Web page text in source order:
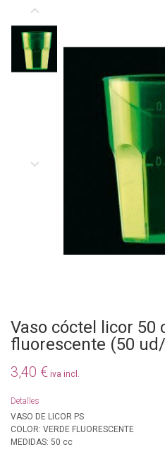
Vaso cóctel licor 50
fluorescente (50
3,40 € iva incl.
Detalles
VASO DE LICOR PS
COLOR: VERDE FLUORESCENTE
MEDIDAS: 50 cc